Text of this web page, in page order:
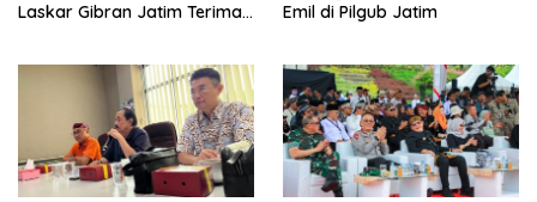
Laskar Gibran Jatim Terima
Emil di Pilgub Jatim